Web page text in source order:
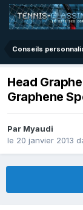
Conseils
Head
Graphene
Par Myaudi
le 20 janvier 2013